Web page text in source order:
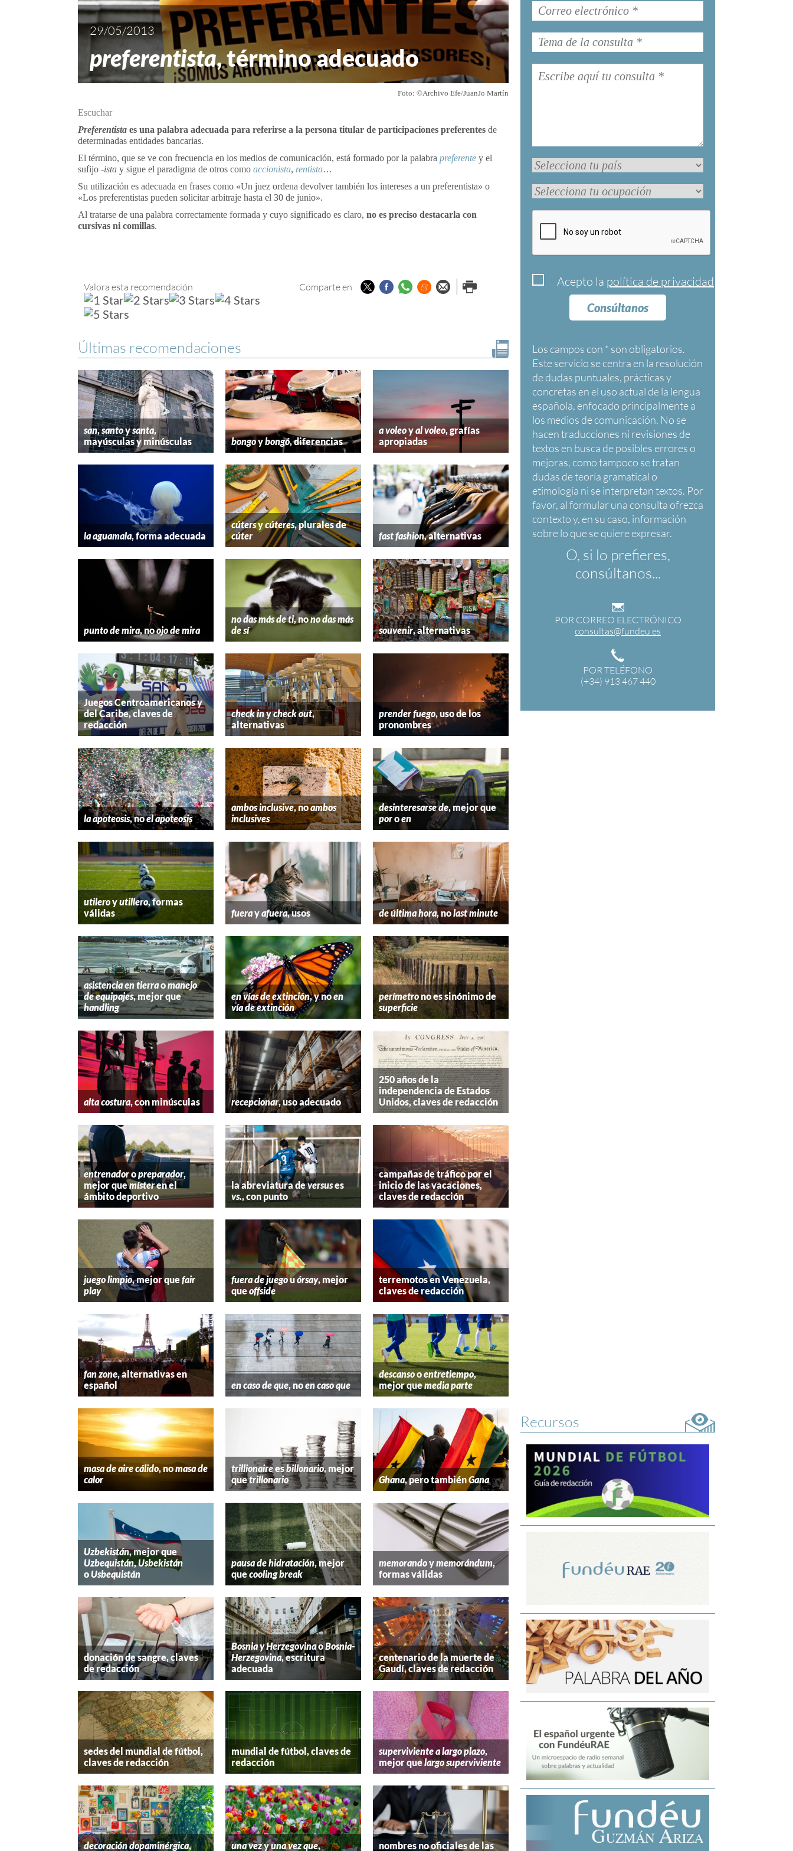
Acepto la política de privacidad
Consúltanos
Los campos con * son obligatorios
O, si lo prefieres,
consúltanos...
POR CORREO ELECTRÓNICO
consultas@fundeu.es
POR TELÉFONO
(+34) 913 467 440
29/05/2013
preferentista, término adecuado
Foto: ©Archivo Efe/JuanJo Martín
Escuchar
Preferentista es una palabra adecuada para referirse a la persona titular de participaciones preferentes de
determinadas entidades bancarias.
El término, que se ve con frecuencia en los medios de comunicación, está formado por la palabra preferente y el
sufijo -ista y sigue el paradigma de otros como accionista, rentista…
Su utilización es adecuada en frases como «Un juez ordena devolver también los intereses a un preferentista» o
«Los preferentistas pueden solicitar arbitraje hasta el 30 de junio».
Al tratarse de una palabra correctamente formada y cuyo significado es claro, no es preciso destacarla con
cursivas ni comillas.
Valora esta recomendación Comparte en TwitterFacebook
Whatsapp
Menéame
Enviar porImprimir
Últimas recomendaciones
san,santoysanta,
mayúsculas y minúsculas
bongoybongó, diferencias
a voleoyal voleo, grafías
apropiadas
la aguamala, forma adecuada
cútersycúteres, plurales de
cúter
fast fashion, alternativas
punto de mira, noojo de mira
no das más de ti, nono das más
de sí
souvenir, alternativas
Juegos Centroamericanos y
del Caribe, claves de
redacción
check inycheck out,
alternativas
prender fuego, uso de los
pronombres
la apoteosis, noel apoteosis
ambos inclusive, noambos
inclusives
desinteresarse de, mejor que
poroen
utileroyutillero, formas
válidas
fuerayafuera, usos de última hora, nolast minute
asistencia en tierraomanejo
de equipajes, mejor que
handling
en vías de extinción, y noen
vía de extinción
perímetrono es sinónimo de
superficie
alta costura, con minúsculas recepcionar, uso adecuado
250 años de la
independencia de Estados
Unidos, claves de redacción
entrenadoropreparador,
mejor quemísteren el
ámbito deportivo
la abreviatura deversuses
vs., con punto
campañas de tráfico por el
inicio de las vacaciones,
claves de redacción
juego limpio, mejor quefair
play
fuera de juegouórsay, mejor
queoffside
terremotos en Venezuela,
claves de redacción
fan zone, alternativas en
español
en caso de que, noen caso que
descansooentretiempo,
mejor quemedia parte
masa de aire cálido, nomasa de
calor
trillionaireesbillonario, mejor
quetrillonario Ghana, pero tambiénGana
Uzbekistán, mejor que
Uzbequistán,Usbekistán
oUsbequistán
pausa de hidratación, mejor
quecooling break
memorandoymemorándum,
formas válidas
donación de sangre, claves
de redacción
Bosnia y HerzegovinaoBosnia-
Herzegovina, escritura
adecuada
centenario de la muerte de
Gaudí, claves de redacción
sedes del mundial de fútbol,
claves de redacción
mundial de fútbol, claves de
redacción
superviviente a largo plazo,
mejor quelargo superviviente
decoración dopaminérgica, una vezyuna vez que, nombres no oficiales de las
Recursos